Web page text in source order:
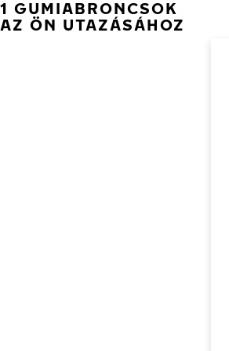
1 GUMIABRONCSOK
AZ ÖN UTAZÁSÁHOZ